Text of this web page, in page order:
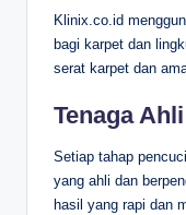
Klinix.co.id
bagi karpet dan
serat karpet dan
Tenaga
Setiap tahap
yang ahli dan
hasil yang rapi dan